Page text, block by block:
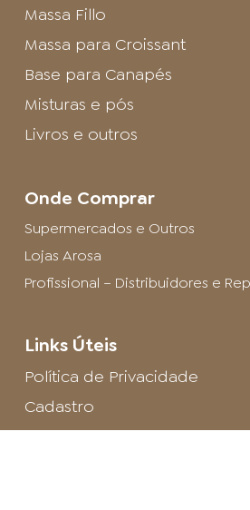
Massa Fillo
Massa para Croissant
Base para Canapés
Misturas e pós
Livros e outros
Onde Comprar
Supermercados e Outros
Lojas Arosa
Profissional – Distribuidores e
Links Úteis
Política de Privacidade
Cadastro
SAC - Profissional